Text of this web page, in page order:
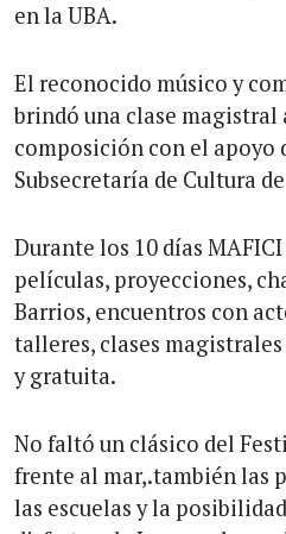
en la UBA.
El reconocido músico y
brindó una clase magistral
composición con el apoyo
Subsecretaría de Cultura
Durante los 10 días
películas, proyecciones,
Barrios, encuentros con
talleres, clases
y gratuita.
No faltó un clásico del
frente al mar,.también las
las escuelas y la